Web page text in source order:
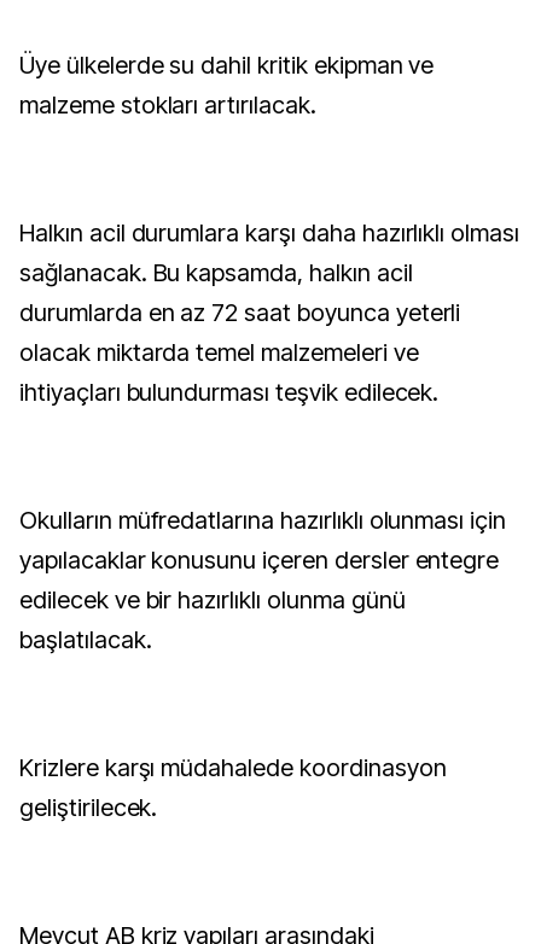
Üye ülkelerde su dahil kritik ekipman ve
malzeme stokları artırılacak.
Halkın acil durumlara karşı daha hazırlıklı olması
sağlanacak. Bu kapsamda, halkın acil
durumlarda en az 72 saat boyunca yeterli
olacak miktarda temel malzemeleri ve
ihtiyaçları bulundurması teşvik edilecek.
Okulların müfredatlarına hazırlıklı olunması için
yapılacaklar konusunu içeren dersler entegre
edilecek ve bir hazırlıklı olunma günü
başlatılacak.
Krizlere karşı müdahalede koordinasyon
geliştirilecek.
Mevcut AB kriz yapıları arasındaki